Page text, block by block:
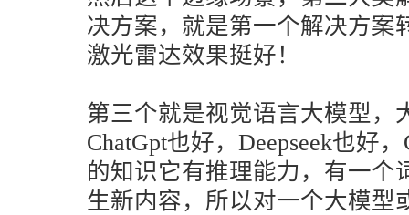
决方案，就是第一个解决方案
激光雷达效果挺好！
第三个就是视觉语言大模型，
ChatGpt也好，Deepseek也好
的知识它有推理能力，有一个
生新内容，所以对一个大模型